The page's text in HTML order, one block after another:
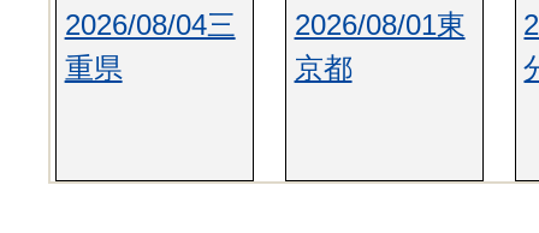
2026/08/04三
重県
2026/08/01東
京都